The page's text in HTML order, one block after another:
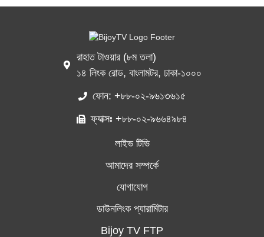
রাহাত টাওয়ার (৮ম তলা)
১৪ লিংক রোড, বাংলামটর, ঢাকা-১০০০
ফোন: +৮৮-০২-৯৬১৩৬১৫
ফ্যাক্সঃ +৮৮-০২-৯৬৬৪৯৮৪
লাইভ টিভি
আমাদের সম্পর্কে
যোগাযোগ
ডাউনলিংক প্যারামিটার
Bijoy TV FTP